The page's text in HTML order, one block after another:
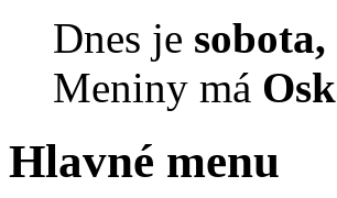
Dnes je
Meniny má
Hlavné menu